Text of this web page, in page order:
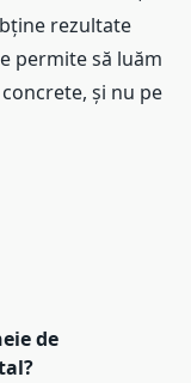
rezultate
permite să luăm
și nu pe
de